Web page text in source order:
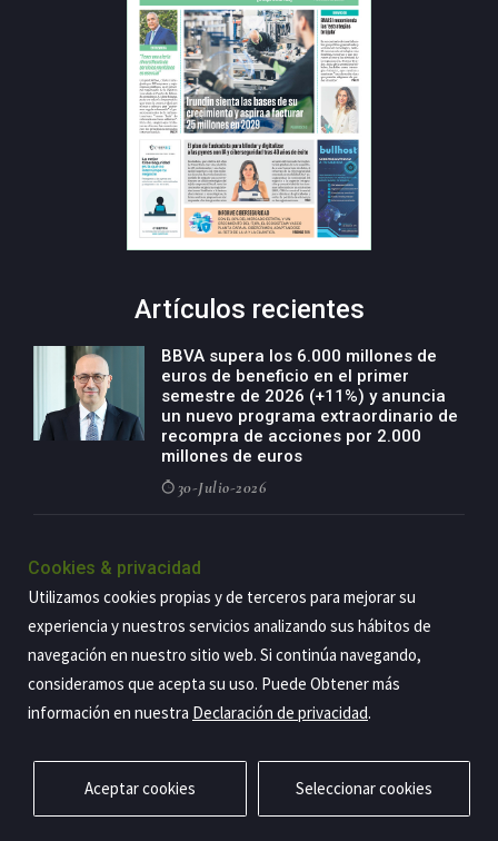
Artículos recientes
BBVA supera los 6.000 millones de
euros de beneficio en el primer
semestre de 2026 (+11%) y anuncia
un nuevo programa extraordinario de
recompra de acciones por 2.000
millones de euros
30-Julio-2026
negocio agro con un modelo global
países
29-Julio-2026
Privacidad Aviso legal Política de cookies Contacto
Cookies & privacidad
Utilizamos cookies propias y de terceros para mejorar su
experiencia y nuestros servicios analizando sus hábitos de
navegación en nuestro sitio web. Si continúa navegando,
consideramos que acepta su uso. Puede Obtener más
información en nuestra Declaración de privacidad.
Aceptar cookies Seleccionar cookies